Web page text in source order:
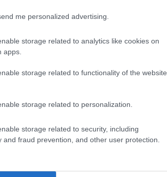
me personalized advertising.
storage related to analytics like cookies on
apps.
storage related to functionality of the website
storage related to personalization.
storage related to security, including
fraud prevention, and other user protection.
nemcsak Ukrajna keleti
Kárpátalja irányába is.
feladatokra is fel kell